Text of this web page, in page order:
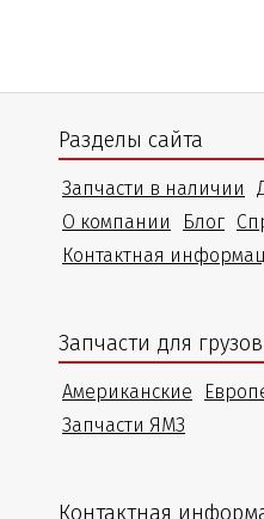
Разделы сайта
Запчасти в наличии
О компании
Блог
Контактная
Запчасти для
Американские
Запчасти ЯМЗ
Контактная